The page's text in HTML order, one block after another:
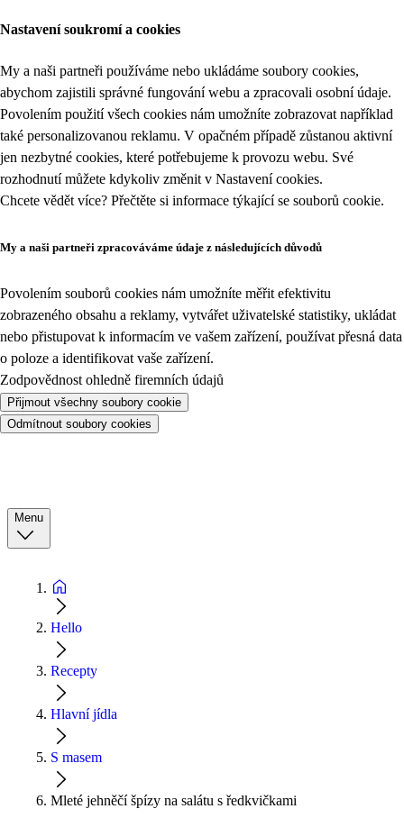
Nastavení soukromí a cookies
My a naši partneři používáme nebo ukládáme soubory cookies,
abychom zajistili správné fungování webu a zpracovali osobní údaje.
Povolením použití všech cookies nám umožníte zobrazovat například
také personalizovanou reklamu. V opačném případě zůstanou aktivní
jen nezbytné cookies, které potřebujeme k provozu webu. Své
rozhodnutí můžete kdykoliv změnit v Nastavení cookies.
Chcete vědět více? Přečtěte si informace týkající se souborů cookie.
My a naši partneři zpracováváme údaje z následujících důvodů
Povolením souborů cookies nám umožníte měřit efektivitu
zobrazeného obsahu a reklamy, vytvářet uživatelské statistiky, ukládat
nebo přistupovat k informacím ve vašem zařízení, používat přesná data
o poloze a identifikovat vaše zařízení.
Zodpovědnost ohledně firemních údajů
Přijmout všechny soubory cookie
Odmítnout soubory cookies
Menu
Hello
Recepty
Hlavní jídla
S masem
Mleté jehněčí špízy na salátu s ředkvičkami